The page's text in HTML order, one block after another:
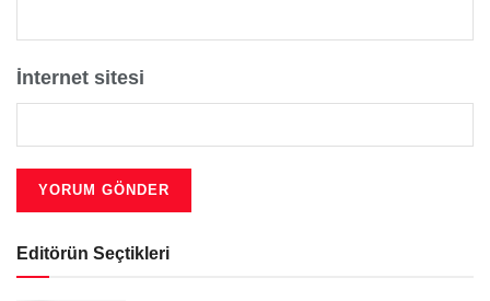
İnternet sitesi
Editörün Seçtikleri